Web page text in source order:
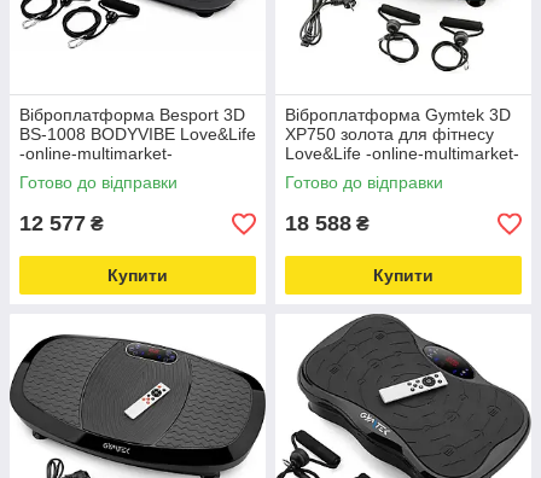
Віброплатформа Besport 3D
BS-1008 BODYVIBE Love&Life
-online-multimarket-
Готово до відправки
12 577 ₴
Купити
Віброплатформа Gymtek 3D
XP750 золота для фітнесу
Love&Life -online-multimarket-
Готово до відправки
18 588 ₴
Купити